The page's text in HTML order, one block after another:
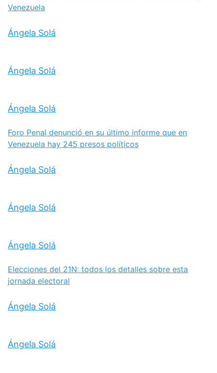
Venezuela
Ángela Solá
Ángela Solá
Ángela Solá
Foro Penal denunció en su último informe que en
Venezuela hay 245 presos políticos
Ángela Solá
Ángela Solá
Ángela Solá
Elecciones del 21N: todos los detalles sobre esta
jornada electoral
Ángela Solá
Ángela Solá